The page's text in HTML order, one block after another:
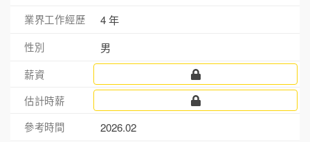
4 年
男
2026.02